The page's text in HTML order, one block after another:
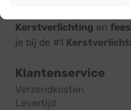
Kerstverlichting en
je bij de #1
Klantenservice
Verzendkosten
Levertijd